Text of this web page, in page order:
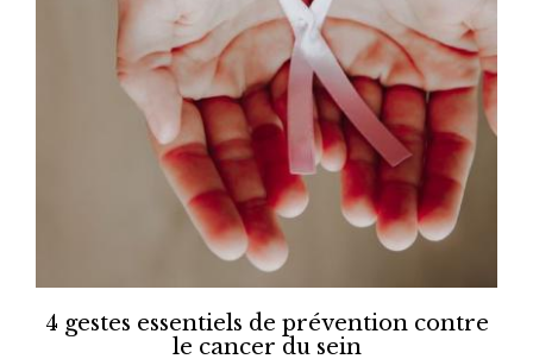
4 gestes essentiels de prévention contre
le cancer du sein